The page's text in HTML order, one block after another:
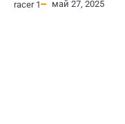
racer 1 май 27, 2025